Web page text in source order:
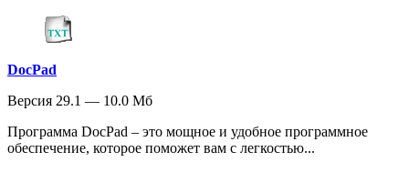
DocPad
Версия 29.1 — 10.0 Мб
Программа DocPad – это мощное и удобное программное
обеспечение, которое поможет вам с легкостью...